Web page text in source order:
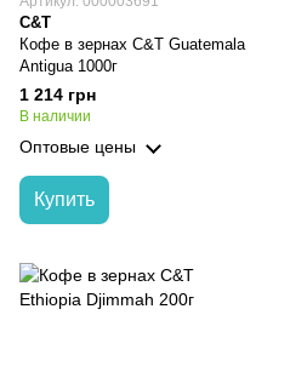
C&T
Кофе в зернах C&T Guatemala
Antigua 1000г
1 214 грн
В наличии
Оптовые цены
Купить